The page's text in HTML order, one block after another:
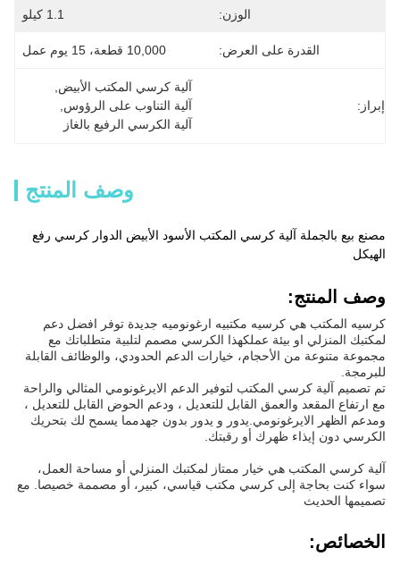
الوزن: 1.1 كيلو
القدرة على العرض: 10,000 قطعة، 15 يوم عمل
إبراز:
آلية كرسي المكتب الأبيض
آلية التناوب على الرؤوس
آلية الكرسي الرفيع بالغاز
وصف المنتج
مصنع بيع بالجملة آلية كرسي المكتب الأسود الأبيض الدوار كرسي رفع
الهيكل
وصف المنتج:
كرسيه المكتب هي كرسيه مكتبيه ارغونوميه جديدة توفر افضل دعم
لمكتبك المنزلي او بيئة عملكهذا الكرسي مصمم لتلبية متطلباتك مع
مجموعة متنوعة من الأحجام، خيارات الدعم الحدودي، والوظائف القابلة
للبرمجة.
تم تصميم آلية كرسي المكتب لتوفير الدعم الايرغونومي المثالي والراحة
مع ارتفاع المقعد والعمق القابل للتعديل ، ودعم الحوض القابل للتعديل ،
ومدعم الظهر الايرغونومي.يدور و يدور بدون جهدمما يسمح لك بتحريك
الكرسي دون إيذاء ظهرك أو رقبتك.
آلية كرسي المكتب هي خيار ممتاز لمكتبك المنزلي أو مساحة العمل،
سواء كنت بحاجة إلى كرسي مكتب قياسي، كبير، أو مصممة خصيصا. مع
تصميمها الحديث
الخصائص: